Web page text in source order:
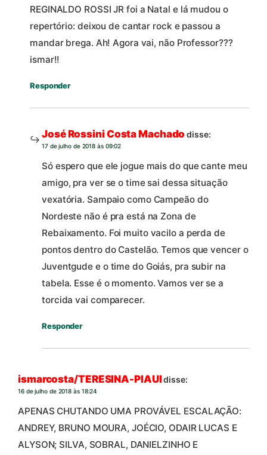
REGINALDO ROSSI JR foi a Natal e lá mudou o
repertório: deixou de cantar rock e passou a
mandar brega. Ah! Agora vai, não Professor???
ismar!!
Responder
José Rossini Costa Machado disse:
17 de julho de 2018 às 09:02
Só espero que ele jogue mais do que cante meu
amigo, pra ver se o time sai dessa situação
vexatória. Sampaio como Campeão do
Nordeste não é pra está na Zona de
Rebaixamento. Foi muito vacilo a perda de
pontos dentro do Castelão. Temos que vencer o
Juventgude e o time do Goiás, pra subir na
tabela. Esse é o momento. Vamos ver se a
torcida vai comparecer.
Responder
ismarcosta/TERESINA-PIAUIdisse:
16 de julho de 2018 às 18:24
APENAS CHUTANDO UMA PROVÁVEL ESCALAÇÃO:
ANDREY, BRUNO MOURA, JOÉCIO, ODAIR LUCAS E
ALYSON; SILVA, SOBRAL, DANIELZINHO E